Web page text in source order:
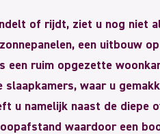
of rijdt, ziet u nog niet
een uitbouw
ruim opgezette
waar u
u namelijk naast de diepe
waardoor een